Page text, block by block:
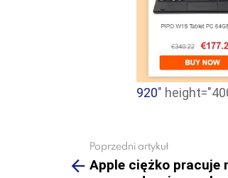
920"
more
Poprzedni artykuł
Apple ciężko pracuje